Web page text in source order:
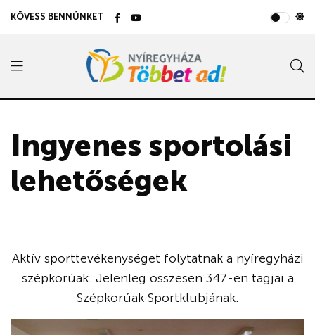
KÖVESS BENNÜNKET
Ingyenes sportolási
lehetőségek
Aktív sporttevékenységet folytatnak a nyíregyházi
szépkorúak. Jelenleg összesen 347-en tagjai a
Szépkorúak Sportklubjának.